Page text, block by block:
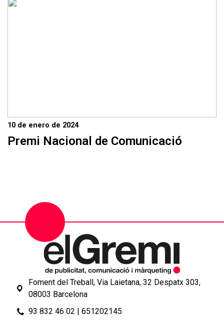
10 de enero de 2024
Premi Nacional de Comunicació
Foment del Treball, Via Laietana, 32 Despatx 303,
08003 Barcelona
93 832 46 02 | 651202145